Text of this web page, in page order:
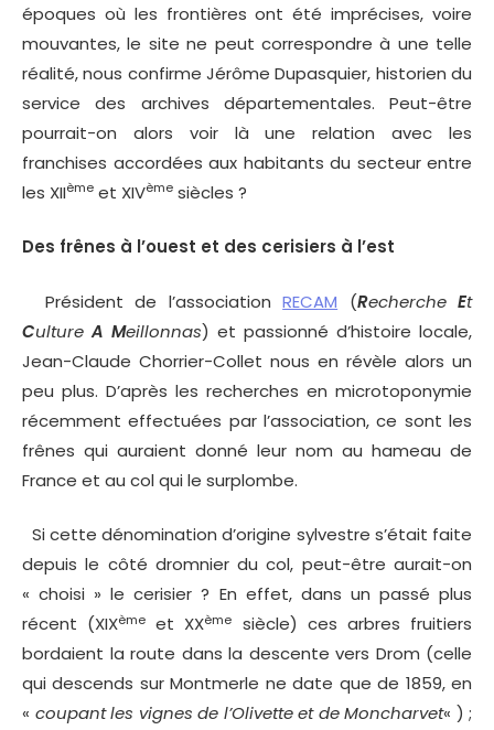
époques où les frontières ont été imprécises, voire
mouvantes, le site ne peut correspondre à une telle
réalité, nous confirme Jérôme Dupasquier, historien du
service des archives départementales. Peut-être
pourrait-on alors voir là une relation avec les
franchises accordées aux habitants du secteur entre
les XIIème et XIVème siècles ?
Des frênes à l’ouest et des cerisiers à l’est
Président de l’associationRECAM (RechercheEt
CultureA Meillonnas) et passionné d’histoire locale,
Jean-Claude Chorrier-Collet nous en révèle alors un
peu plus. D’après les recherches en microtoponymie
récemment effectuées par l’association, ce sont les
frênes qui auraient donné leur nom au hameau de
France et au col qui le surplombe.
Si cette dénomination d’origine sylvestre s’était faite
depuis le côté dromnier du col, peut-être aurait-on
« choisi » le cerisier ? En effet, dans un passé plus
récent (XIXème et XXème
siècle) ces arbres fruitiers
bordaient la route dans la descente vers Drom (celle
qui descends sur Montmerle ne date que de 1859, en
« coupant les vignes de l’Olivette et de Moncharvet« ) ;